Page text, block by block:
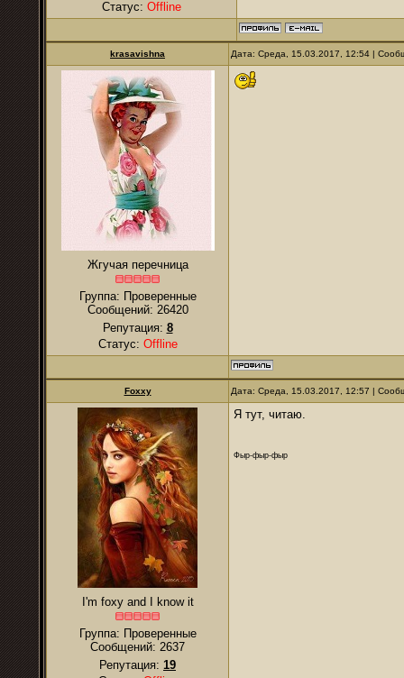
Статус: Offline
krasavishna Дата: Среда, 15.03.2017, 12:54 |
Жгучая перечница
Группа: Проверенные
Сообщений: 26420
Репутация: 8
Статус: Offline
Foxxy Дата: Среда, 15.03.2017, 12:57 |
I'm foxy and I know it
Группа: Проверенные
Сообщений: 2637
Репутация: 19
Я тут, читаю.
Фыр-фыр-фыр